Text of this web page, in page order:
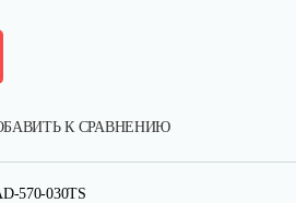
К СРАВНЕНИЮ
570-030TS